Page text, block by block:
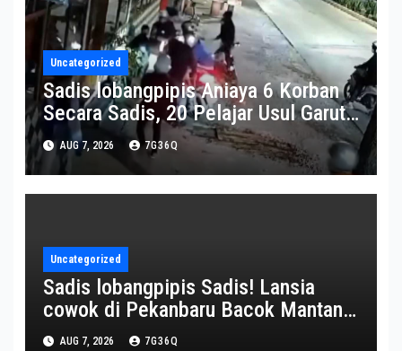
Uncategorized
Sadis lobangpipis Aniaya 6 Korban
Secara Sadis, 20 Pelajar Usul Garut
Nan diperkirakan Gabung Geng
Motor Kena Ciduk Polisi
AUG 7, 2026 7G36Q
Uncategorized
Sadis lobangpipis Sadis! Lansia
cowok di Pekanbaru Bacok Mantan
Istri hingga Tewas
AUG 7, 2026 7G36Q